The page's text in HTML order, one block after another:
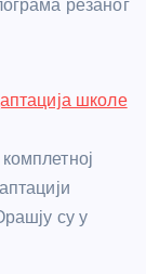
резаног
школе
су у